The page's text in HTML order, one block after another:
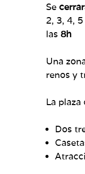
Se
2, 3, 4,
las 8h
Una
renos y
La
Dos